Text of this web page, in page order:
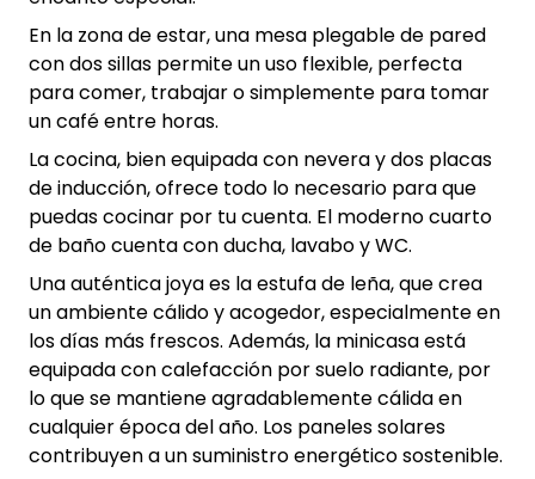
En la zona de estar, una mesa plegable de pared
con dos sillas permite un uso flexible, perfecta
para comer, trabajar o simplemente para tomar
un café entre horas.
La cocina, bien equipada con nevera y dos placas
de inducción, ofrece todo lo necesario para que
puedas cocinar por tu cuenta. El moderno cuarto
de baño cuenta con ducha, lavabo y WC.
Una auténtica joya es la estufa de leña, que crea
un ambiente cálido y acogedor, especialmente en
los días más frescos. Además, la minicasa está
equipada con calefacción por suelo radiante, por
lo que se mantiene agradablemente cálida en
cualquier época del año. Los paneles solares
contribuyen a un suministro energético sostenible.